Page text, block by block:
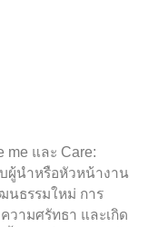
me และ Care:
ผู้นำหรือหัวหน้างาน
นธรรมใหม่ การ
วามศรัทธา และเกิด